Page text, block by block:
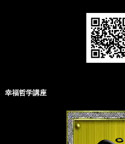
幸福哲学講座